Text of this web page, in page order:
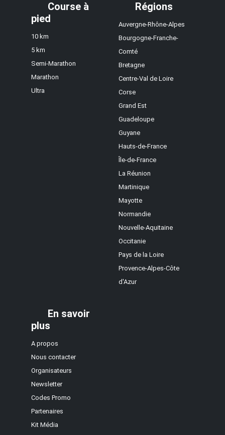
Course à
pied
10 km
5 km
Semi-Marathon
Marathon
Ultra
Régions
Auvergne-Rhône-Alpes
Bourgogne-Franche-
Comté
Bretagne
Centre-Val de Loire
Corse
Grand Est
Guadeloupe
Guyane
Hauts-de-France
Île-de-France
La Réunion
Martinique
Mayotte
Normandie
Nouvelle-Aquitaine
Occitanie
Pays de la Loire
Provence-Alpes-Côte
d'Azur
En savoir
plus
A propos
Nous contacter
Organisateurs
Newsletter
Codes Promo
Partenaires
Kit Média